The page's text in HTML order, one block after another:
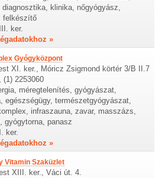
diagnosztika, klinika, nőgyógyász,
felkészítő
ker.
»
Gyógyközpont
XI. ker., Móricz Zsigmond körtér 3/B II.7
(1) 2253060
méregtelenítés, gyógyászat,
egészségügy, természetgyógyászat,
infraszauna, zavar, masszázs,
gyógytorna, panasz
ker.
»
Vitamin Szaküzlet
XIII. ker., Váci út. 4.